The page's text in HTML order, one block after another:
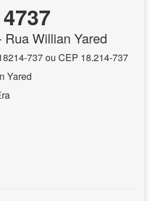
Rua Willian Yared
737 ou CEP 18.214-737
Yared